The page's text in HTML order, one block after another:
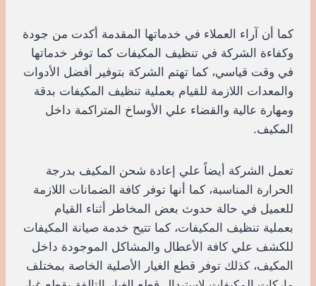
كما أن آراء العملاء في خدماتها المقدمة أكدت من جودة
وكفاءة الشركة في تنظيف المكيفات كما توفر خدماتها
في وقت قياسي، كما تهتم الشركة بتوفير أفضل الأدوات
والمعدات اللازمة للقيام بعملية تنظيف المكيفات بدقة
ومهارة عالية والقضاء علي الأوساخ المتراكمة داخل
المكيف.
تعمل الشركة أيضاً علي إعادة شحن المكيف بدرجة
الحرارة المناسبة، كما أنها توفر كافة الضمانات اللازمة
للعميل في حالة حدوث بعض المخاطر أثناء القيام
بعملية تنظيف المكيفات، كما تتيح خدمة صيانة المكيفات
للكشف علي كافة الأعطال والمشاكل الموجودة داخل
المكيف، كذلك توفر قطع الغيار الأصلية الخاصة بمختلف